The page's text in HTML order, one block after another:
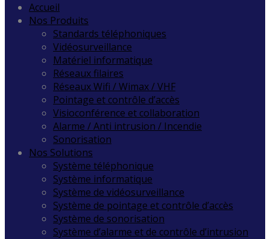
Accueil
Nos Produits
Standards téléphoniques
Vidéosurveillance
Matériel informatique
Réseaux filaires
Réseaux Wifi / Wimax / VHF
Pointage et contrôle d’accès
Visioconférence et collaboration
Alarme / Anti intrusion / Incendie
Sonorisation
Nos Solutions
Système téléphonique
Système informatique
Système de vidéosurveillance
Système de pointage et contrôle d’accès
Système de sonorisation
Système d’alarme et de contrôle d’intrusion